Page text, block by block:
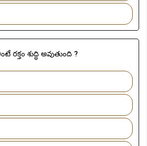
శుద్ధి అవుతుంది ?